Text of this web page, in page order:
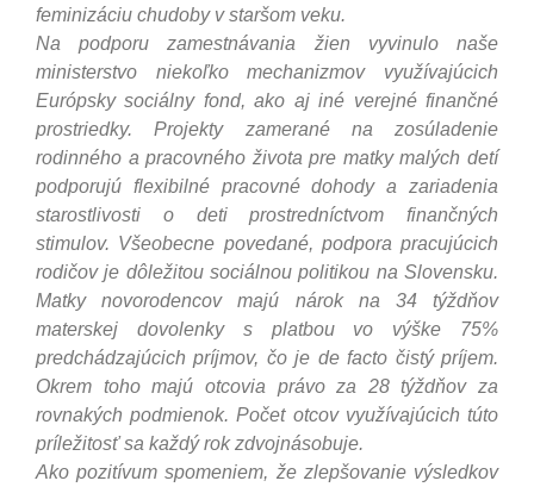
feminizáciu chudoby v staršom veku.
Na podporu zamestnávania žien vyvinulo naše
ministerstvo niekoľko mechanizmov využívajúcich
Európsky sociálny fond, ako aj iné verejné finančné
prostriedky. Projekty zamerané na zosúladenie
rodinného a pracovného života pre matky malých detí
podporujú flexibilné pracovné dohody a zariadenia
starostlivosti o deti prostredníctvom finančných
stimulov. Všeobecne povedané, podpora pracujúcich
rodičov je dôležitou sociálnou politikou na Slovensku.
Matky novorodencov majú nárok na 34 týždňov
materskej dovolenky s platbou vo výške 75%
predchádzajúcich príjmov, čo je de facto čistý príjem.
Okrem toho majú otcovia právo za 28 týždňov za
rovnakých podmienok. Počet otcov využívajúcich túto
príležitosť sa každý rok zdvojnásobuje.
Ako pozitívum spomeniem, že zlepšovanie výsledkov